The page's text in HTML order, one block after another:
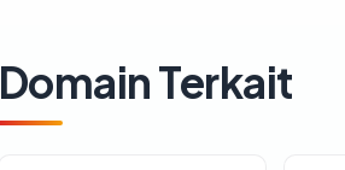
Domain Terkait